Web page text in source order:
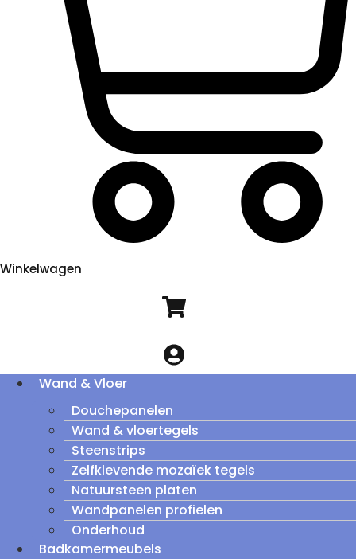
Winkelwagen
Wand & Vloer
Douchepanelen
Wand & vloertegels
Steenstrips
Zelfklevende mozaïek tegels
Natuursteen platen
Wandpanelen profielen
Onderhoud
Badkamermeubels